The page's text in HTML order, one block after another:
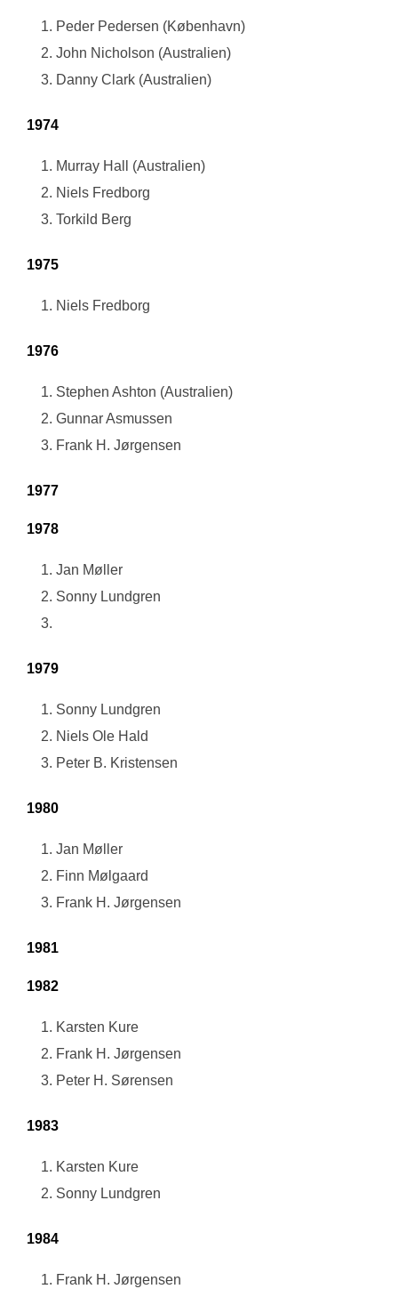
Peder Pedersen (København)
John Nicholson (Australien)
Danny Clark (Australien)
1974
Murray Hall (Australien)
Niels Fredborg
Torkild Berg
1975
Niels Fredborg
1976
Stephen Ashton (Australien)
Gunnar Asmussen
Frank H. Jørgensen
1977
1978
Jan Møller
Sonny Lundgren
1979
Sonny Lundgren
Niels Ole Hald
Peter B. Kristensen
1980
Jan Møller
Finn Mølgaard
Frank H. Jørgensen
1981
1982
Karsten Kure
Frank H. Jørgensen
Peter H. Sørensen
1983
Karsten Kure
Sonny Lundgren
1984
Frank H. Jørgensen